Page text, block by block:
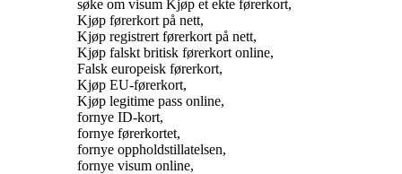
søke om visum Kjøp et ekte førerkort,
Kjøp førerkort på nett,
Kjøp registrert førerkort på nett,
Kjøp falskt britisk førerkort online,
Falsk europeisk førerkort,
Kjøp EU-førerkort,
Kjøp legitime pass online,
fornye ID-kort,
fornye førerkortet,
fornye oppholdstillatelsen,
fornye visum online,